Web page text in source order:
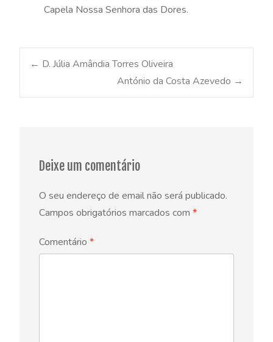
Capela Nossa Senhora das Dores.
Post
← D. Júlia Amândia Torres Oliveira
António da Costa Azevedo →
Deixe um comentário
O seu endereço de email não será publicado.
Campos obrigatórios marcados com *
Comentário *